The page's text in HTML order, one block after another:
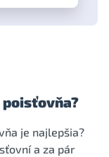
je najlepšia?
a za pár